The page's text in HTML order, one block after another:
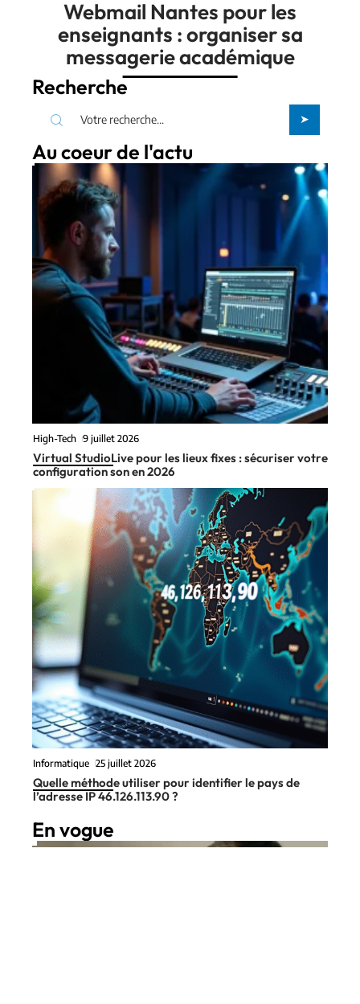
Webmail Nantes pour les
enseignants : organiser sa
messagerie académique
Recherche
Au coeur de l'actu
High-Tech 9 juillet 2026
Virtual StudioLive pour les lieux fixes : sécuriser votre
configuration son en 2026
Informatique 25 juillet 2026
Quelle méthode utiliser pour identifier le pays de
l’adresse IP 46.126.113.90 ?
En vogue